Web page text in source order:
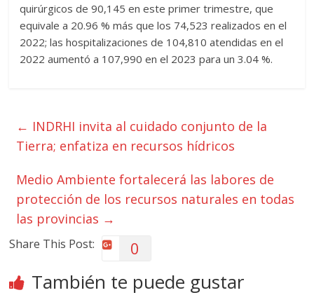
quirúrgicos de 90,145 en este primer trimestre, que
equivale a 20.96 % más que los 74,523 realizados en el
2022; las hospitalizaciones de 104,810 atendidas en el
2022 aumentó a 107,990 en el 2023 para un 3.04 %.
← INDRHI invita al cuidado conjunto de la
Tierra; enfatiza en recursos hídricos
Medio Ambiente fortalecerá las labores de
protección de los recursos naturales en todas
las provincias →
Share This Post: 0
También te puede gustar